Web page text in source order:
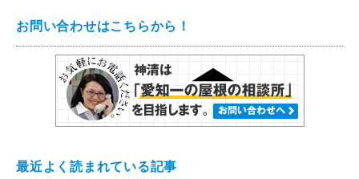
お問い合わせはこちらから！
最近よく読まれている記事